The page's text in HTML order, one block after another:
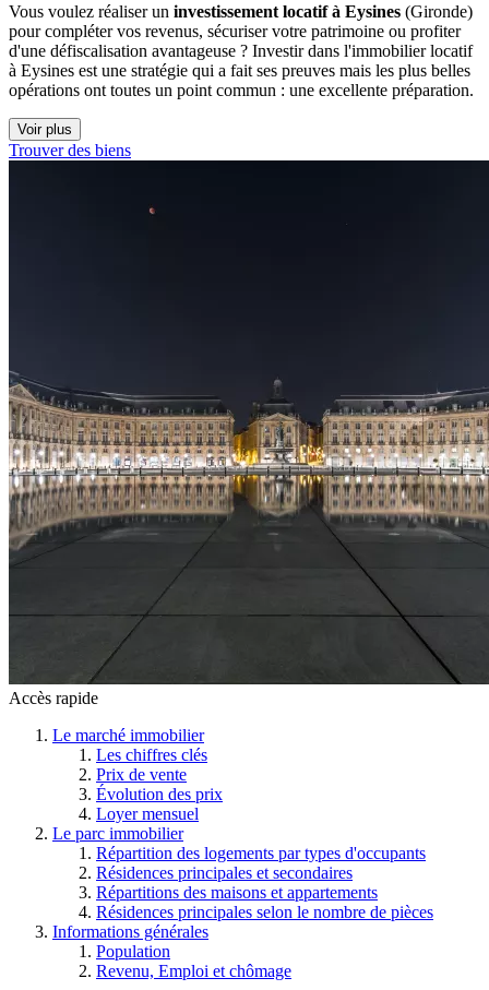
Vous voulez réaliser un investissement locatif à Eysines (Gironde)
pour compléter vos revenus, sécuriser votre patrimoine ou profiter
d'une défiscalisation avantageuse ? Investir dans l'immobilier locatif
à Eysines est une stratégie qui a fait ses preuves mais les plus belles
opérations ont toutes un point commun : une excellente préparation.
Voir plus
Trouver des biens
Accès rapide
Le marché immobilier
Les chiffres clés
Prix de vente
Évolution des prix
Loyer mensuel
Le parc immobilier
Répartition des logements par types d'occupants
Résidences principales et secondaires
Répartitions des maisons et appartements
Résidences principales selon le nombre de pièces
Informations générales
Population
Revenu, Emploi et chômage